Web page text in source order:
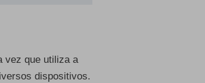
vez que utiliza a
dispositivos.